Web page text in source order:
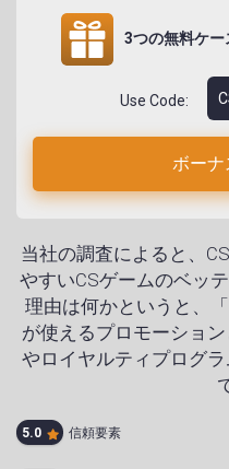
3つの無料ケー
Use Code:
ボーナ
当社の調査によると、
やすいCSゲームのベッ
理由は何かというと、「
が使えるプロモーショ
やロイヤルティプログ
5.0 信頼要素